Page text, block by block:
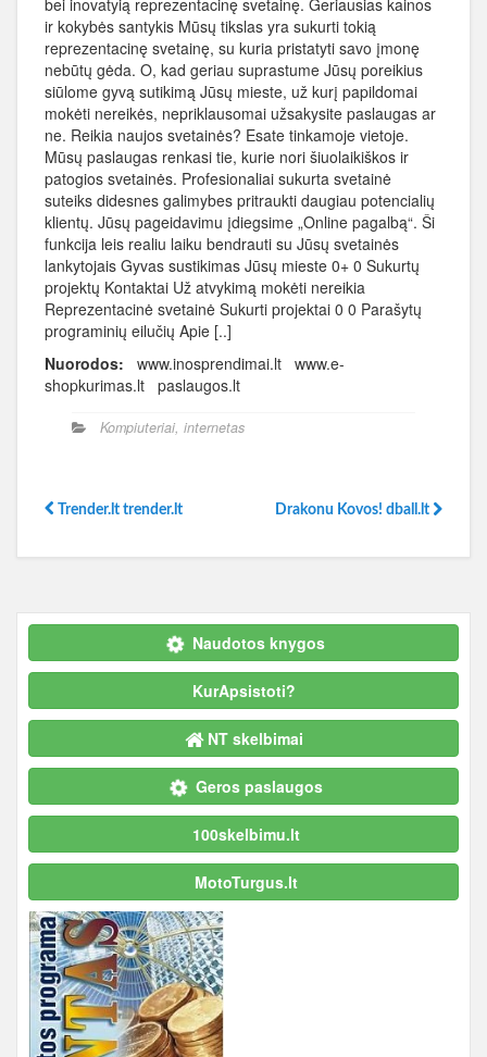
ir kokybės santykis Mūsų tikslas yra sukurti tokią
reprezentacinę svetainę, su kuria pristatyti savo įmonę
nebūtų gėda. O, kad geriau suprastume Jūsų poreikius
siūlome gyvą sutikimą Jūsų mieste, už kurį papildomai
mokėti nereikės, nepriklausomai užsakysite paslaugas ar
ne. Reikia naujos svetainės? Esate tinkamoje vietoje.
Mūsų paslaugas renkasi tie, kurie nori šiuolaikiškos ir
patogios svetainės. Profesionaliai sukurta svetainė
suteiks didesnes galimybes pritraukti daugiau potencialių
klientų. Jūsų pageidavimu įdiegsime „Online pagalbą“. Ši
funkcija leis realiu laiku bendrauti su Jūsų svetainės
lankytojais Gyvas sustikimas Jūsų mieste 0+ 0 Sukurtų
projektų Kontaktai Už atvykimą mokėti nereikia
Reprezentacinė svetainė Sukurti projektai 0 0 Parašytų
programinių eilučių Apie [..]
Nuorodos: www.inosprendimai.lt www.e-
shopkurimas.lt paslaugos.lt
Kompiuteriai, internetas
Trender.lt trender.lt Drakonu Kovos! dball.lt
Naudotos knygos
KurApsistoti?
NT skelbimai
Geros paslaugos
100skelbimu.lt
MotoTurgus.lt